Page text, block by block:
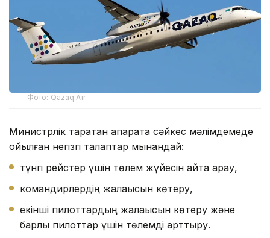
Фото: Qazaq Air
Министрлік таратқан ақпаратқа сәйкес мәлімдемеде
қойылған негізгі талаптар мынандай:
түнгі рейстер үшін төлем жүйесін қайта қарау,
командирлердің жалақысын көтеру,
екінші пилоттардың жалақысын көтеру және
барлық пилоттар үшін төлемді арттыру.